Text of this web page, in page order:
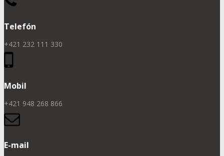
Telefón
+421 232 111 330
Mobil
+421 948 268 866
E-mail